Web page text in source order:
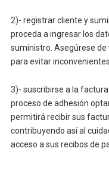
2)- registrar cliente y
proceda a ingresar los
suministro. Asegúrese
para evitar
3)- suscribirse a la
proceso de adhesión
permitirá recibir sus
contribuyendo así al
acceso a sus recibos de